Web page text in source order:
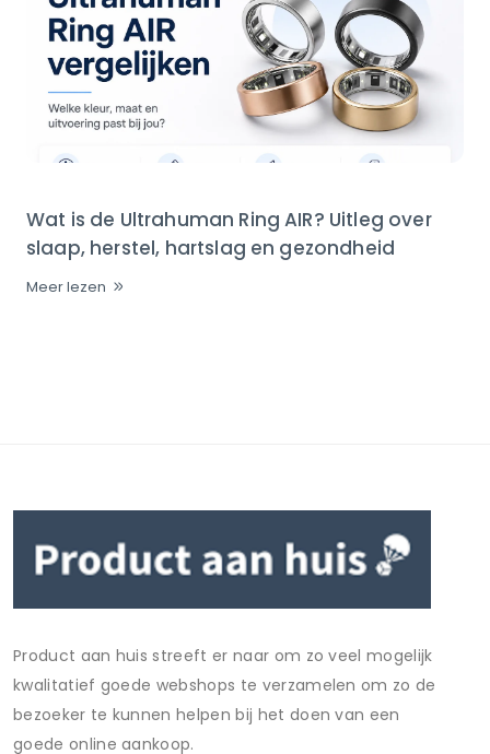
Wat is de Ultrahuman Ring AIR? Uitleg over
slaap, herstel, hartslag en gezondheid
Meer lezen
Product aan huis streeft er naar om zo veel mogelijk
kwalitatief goede webshops te verzamelen om zo de
bezoeker te kunnen helpen bij het doen van een
goede online aankoop.